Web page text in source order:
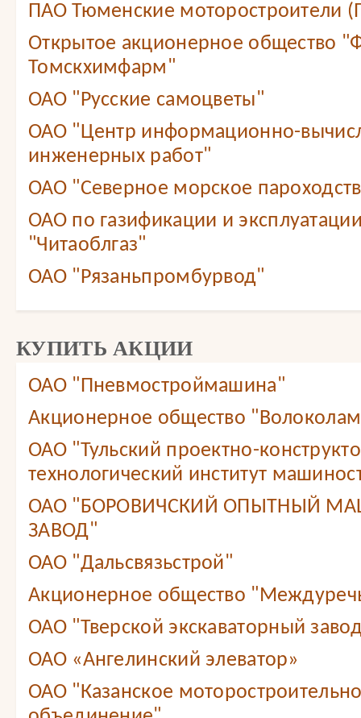
ПАО Тюменские моторостроители
Открытое акционерное общество
Томскхимфарм"
ОАО "Русские самоцветы"
ОАО "Центр информационно-
инженерных работ"
ОАО "Северное морское
ОАО по газификации и эксплуатации
"Читаоблгаз"
ОАО "Рязаньпромбурвод"
КУПИТЬ АКЦИИ
ОАО "Пневмостроймашина"
Акционерное общество
ОАО "Тульский проектно-
технологический институт
ОАО "БОРОВИЧСКИЙ ОПЫТНЫЙ
ЗАВОД"
ОАО "Дальсвязьстрой"
Акционерное общество
ОАО "Тверской экскаваторный
ОАО «Ангелинский элеватор»
ОАО "Казанское